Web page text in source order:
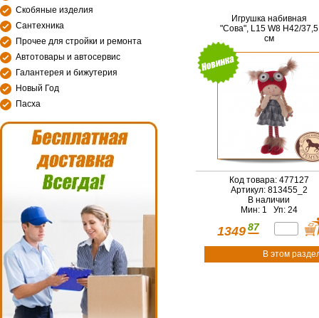
Скобяные изделия
Сантехника
Прочее для стройки и ремонта
Автотовары и автосервис
Галантерея и бижутерия
Новый Год
Пасха
Игрушка набивная
"Сова", L15 W8 H42/37,5
см
Код товара: 477127
Артикул: 813455_2
В наличии
Мин: 1 Уп: 24
1349 87
В этом